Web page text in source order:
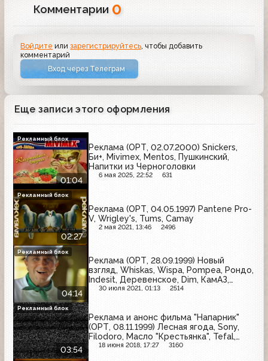
Комментарии 0
Войдите илизарегистрируйтесь , чтобы добавить
комментарий
Вход через Телеграм
Еще записи этого оформления
01:04
Реклама (ОРТ, 02.07.2000) Snickers,
Би+, Mivimex, Mentos, Пушкинский,
Напитки из Черноголовки
6 мая 2025, 22:52 631
Рекламный блок
02:27
Реклама (ОРТ, 04.05.1997) Pantene Pro-
V, Wrigley's, Tums, Camay
2 мая 2021, 13:46 2496
Рекламный блок
04:14
Реклама (ОРТ, 28.09.1999) Новый
взгляд, Whiskas, Wispa, Pompea, Рондо,
Indesit, Деревенское, Dim, КамАЗ,
Samsung, Темпо, Ardo, Calve
30 июля 2021, 01:13 2514
Рекламный блок
03:54
Реклама и анонс фильма "Напарник"
(ОРТ, 08.11.1999) Лесная ягода, Sony,
Filodoro, Масло "Крестьянка", Tefal,
Intel Pentium 3, Pompea, Saturn,
18 июня 2018, 17:27 3160
Рекламный блок